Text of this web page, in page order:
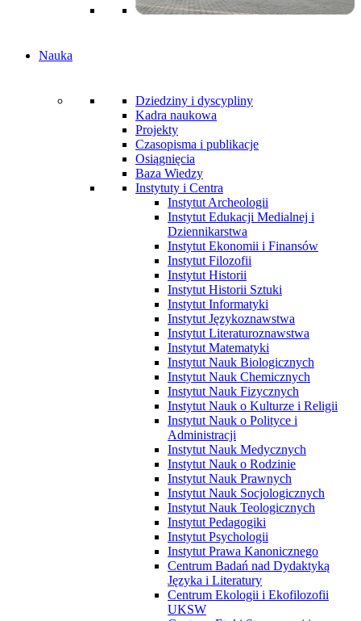
Nauka
Dziedziny i dyscypliny
Kadra naukowa
Projekty
Czasopisma i publikacje
Osiągnięcia
Baza Wiedzy
Instytuty i Centra
Instytut Archeologii
Instytut Edukacji Medialnej i
Dziennikarstwa
Instytut Ekonomii i Finansów
Instytut Filozofii
Instytut Historii
Instytut Historii Sztuki
Instytut Informatyki
Instytut Językoznawstwa
Instytut Literaturoznawstwa
Instytut Matematyki
Instytut Nauk Biologicznych
Instytut Nauk Chemicznych
Instytut Nauk Fizycznych
Instytut Nauk o Kulturze i Religii
Instytut Nauk o Polityce i
Administracji
Instytut Nauk Medycznych
Instytut Nauk o Rodzinie
Instytut Nauk Prawnych
Instytut Nauk Socjologicznych
Instytut Nauk Teologicznych
Instytut Pedagogiki
Instytut Psychologii
Instytut Prawa Kanonicznego
Centrum Badań nad Dydaktyką
Języka i Literatury
Centrum Ekologii i Ekofilozofii
UKSW